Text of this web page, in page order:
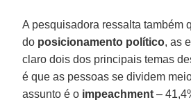
A pesquisadora ressalta também
do posicionamento político, as
claro dois dos principais temas
é que as pessoas se dividem
assunto é o impeachment –